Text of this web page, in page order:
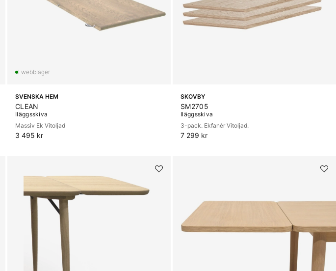
SVENSKA HEM
CLEAN
Iläggsskiva
Massiv Ek Vitoljad
3 495 kr
SKOVBY
SM2705
Iläggsskiva
3-pack. Ekfanér Vitoljad.
7 299 kr